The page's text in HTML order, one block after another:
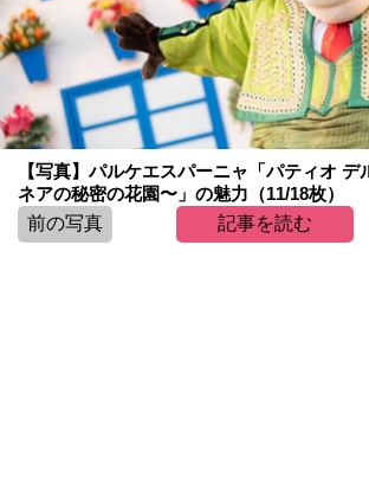
【写真】パルケエスパーニャ「パティオ デ
ネアの秘密の花園〜」の魅力（11/18枚）
前の写真
記事を読む